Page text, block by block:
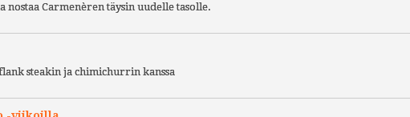
Carmenèren täysin uudelle tasolle.
steakin ja chimichurrin kanssa